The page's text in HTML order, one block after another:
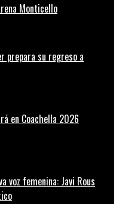
Monticello
prepara su regreso a
en Coachella 2026
voz femenina: Javi Rous